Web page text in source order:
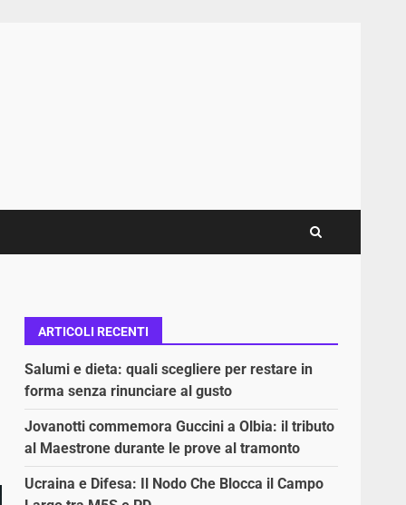
ARTICOLI RECENTI
Salumi e dieta: quali scegliere per restare in
forma senza rinunciare al gusto
Jovanotti commemora Guccini a Olbia: il tributo
al Maestrone durante le prove al tramonto
Ucraina e Difesa: Il Nodo Che Blocca il Campo